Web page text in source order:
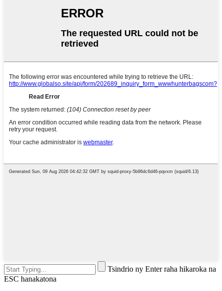
Tsindrio ny Enter raha hikaroka na
ESC hanakatona